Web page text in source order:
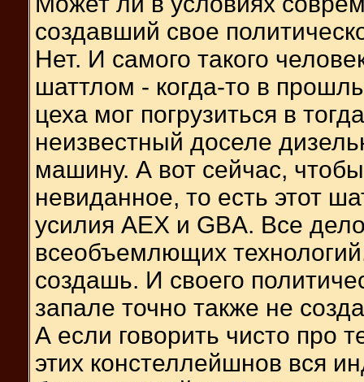
создавший свое
Нет. И самого такого
шаттлом - когда-то в
цеха мог погрузиться в
неизвестный доселе
машину. А вот сейчас,
невиданное, то есть этот
усилия AEX и GBA. Все
всеобъемлющих
создашь. И своего
запале точно также не
А если говорить чисто про
этих констеллейшнов вся